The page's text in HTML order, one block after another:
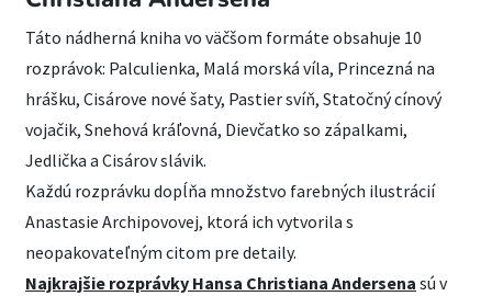
Táto nádherná kniha vo väčšom formáte obsahuje 10
rozprávok: Palculienka, Malá morská víla, Princezná na
hrášku, Cisárove nové šaty, Pastier svíň, Statočný cínový
vojačik, Snehová kráľovná, Dievčatko so zápalkami,
Jedlička a Cisárov slávik.
Každú rozprávku dopĺňa množstvo farebných ilustrácií
Anastasie Archipovovej, ktorá ich vytvorila s
neopakovateľným citom pre detaily.
Najkrajšie rozprávky Hansa Christiana Andersena sú v